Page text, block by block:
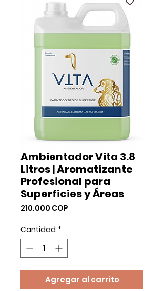
Ambientador Vita 3.8
Litros | Aromatizante
Profesional para
Superficies y Áreas
210.000 COP
Cantidad *
Agregar al carrito